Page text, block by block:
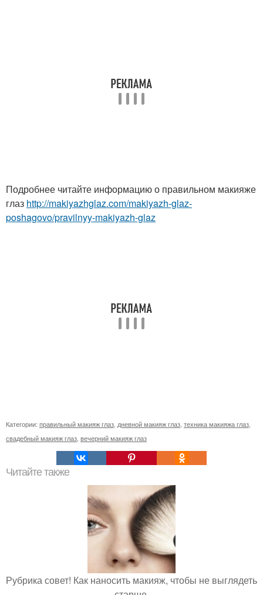
Подробнее читайте информацию о правильном макияже
глаз http://makiyazhglaz.com/makiyazh-glaz-
poshagovo/pravilnyy-makiyazh-glaz
Категории: правильный макияж глаз дневной макияж глаз техника макияжа глаз
свадебный макияж глаз вечерний макияж глаз
Читайте также
Рубрика совет! Как наносить макияж, чтобы не выглядеть